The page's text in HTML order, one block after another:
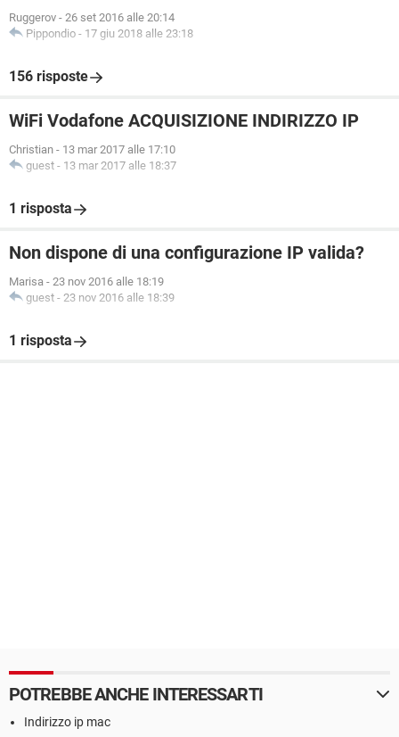
Ruggerov - 26 set 2016 alle 20:14
Pippondio - 17 giu 2018 alle 23:18
156 risposte
WiFi Vodafone ACQUISIZIONE INDIRIZZO IP
Christian - 13 mar 2017 alle 17:10
guest - 13 mar 2017 alle 18:37
1 risposta
Non dispone di una configurazione IP valida?
Marisa - 23 nov 2016 alle 18:19
guest - 23 nov 2016 alle 18:39
1 risposta
POTREBBE ANCHE INTERESSARTI
Indirizzo ip mac